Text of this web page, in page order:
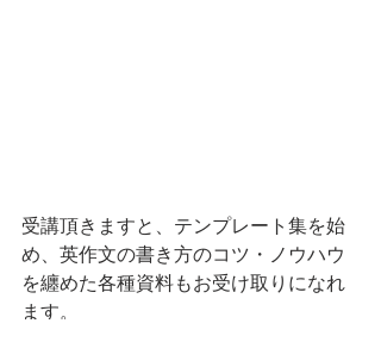
受講頂きますと、テンプレート集を始
め、英作文の書き方のコツ・ノウハウ
を纏めた各種資料もお受け取りになれ
ます。